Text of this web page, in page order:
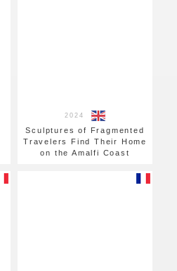
2024
Sculptures of Fragmented
Travelers Find Their Home
on the Amalfi Coast